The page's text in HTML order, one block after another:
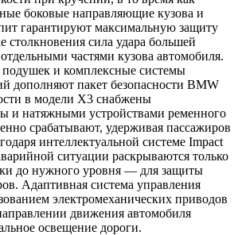
боковые направляющие кузова и
гарантируют максимальную защиту
столкновения сила удара большей
частями кузова автомобиля.
и комплексные системы
дополняют пакет безопасности BMW
в модели X3 снабжены
и натяжными устройствами ременного
срабатывают, удерживая пассажиров
интеллектуальной системе Impact
ситуации раскрываются только
до нужного уровня — для защиты
Адаптивная система управления
электромеханических приводов
движения автомобиля
освещение дороги.